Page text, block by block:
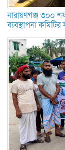
নারায়ণগঞ্জ ৩০০
ব্যবস্থাপনা